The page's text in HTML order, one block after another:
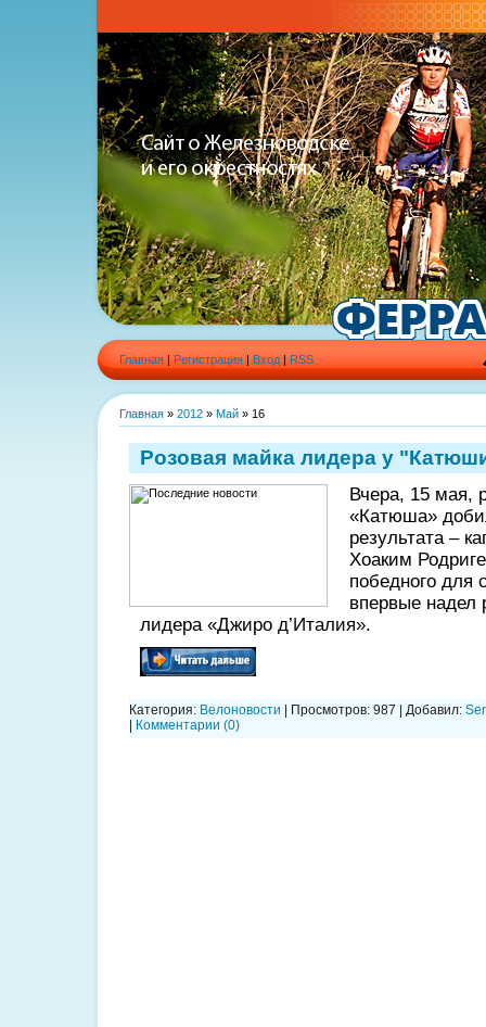
Главная | Регистрация | Вход | RSS
Главная » 2012 » Май » 16
Розовая майка лидера у
Вчера, 15 мая,
«Катюша»
результата –
Хоаким
победного для
впервые надел
лидера «Джиро д’Италия».
Категория: Велоновости | Просмотров: 987 | Добавил:
Комментарии (0)